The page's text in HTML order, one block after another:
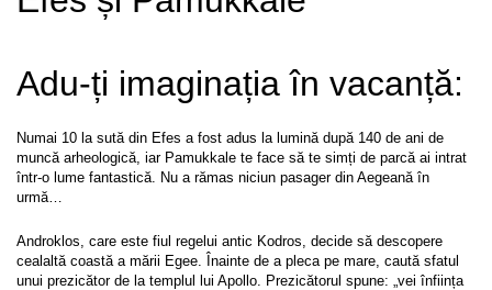
Adu-ți imaginația în vacanță:
Numai 10 la sută din Efes a fost adus la lumină după 140 de ani de
muncă arheologică, iar Pamukkale te face să te simți de parcă ai intrat
într-o lume fantastică. Nu a rămas niciun pasager din Aegeană în
urmă…
Androklos, care este fiul regelui antic Kodros, decide să descopere
cealaltă coastă a mării Egee. Înainte de a pleca pe mare, caută sfatul
unui prezicător de la templul lui Apollo. Prezicătorul spune: „vei înființa